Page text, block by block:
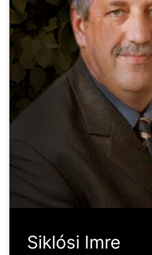
Siklósi Imre